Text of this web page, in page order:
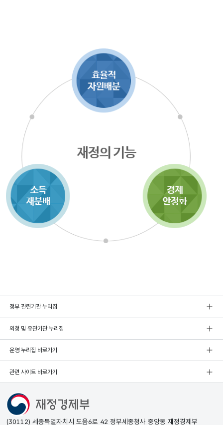
정부 관련기관 누리집
외청 및 유관기관 누리집
운영 누리집 바로가기
관련 사이트 바로가기
(30112) 세종특별자치시 도움6로 42 정부세종청사 중앙동 재정경제부